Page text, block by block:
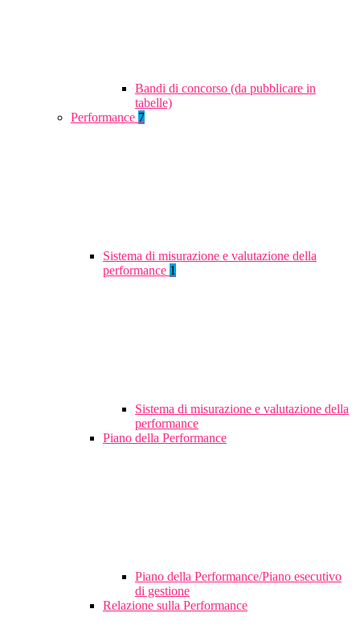
Bandi di concorso (da pubblicare in
tabelle)
Performance 7
Sistema di misurazione e valutazione della
performance 1
Sistema di misurazione e valutazione della
performance
Piano della Performance
Piano della Performance/Piano esecutivo
di gestione
Relazione sulla Performance